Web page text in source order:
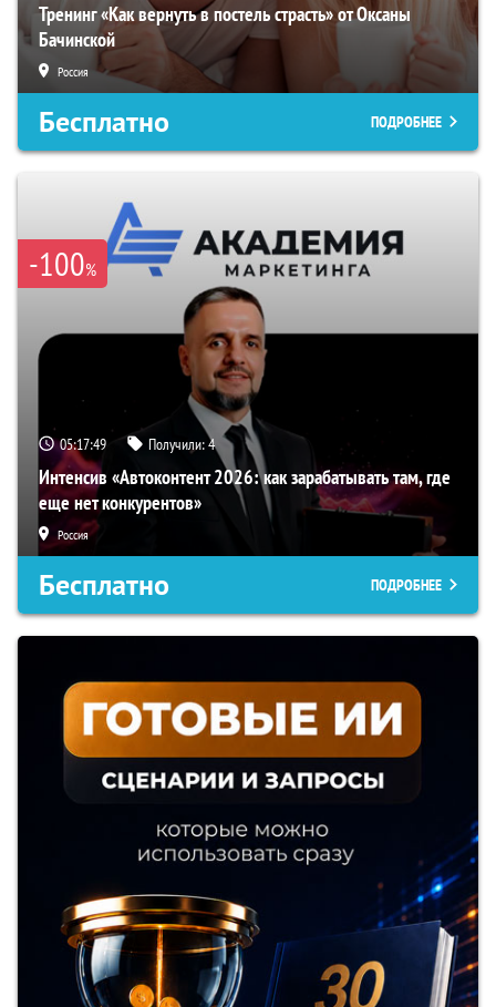
Тренинг «Как вернуть в постель страсть» от Оксаны
Бачинской
Россия
Бесплатно ПОДРОБНЕЕ
-100%
05:17:48 Получили:4
Интенсив «Автоконтент 2026: как зарабатывать там, где
еще нет конкурентов»
Россия
Бесплатно ПОДРОБНЕЕ